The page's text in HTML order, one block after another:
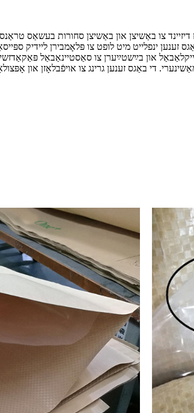
צו באַשיצן און באַשיצן סחורות בעשאַס
און בײַשטײַערן צו סאַסטיינאַבאַל